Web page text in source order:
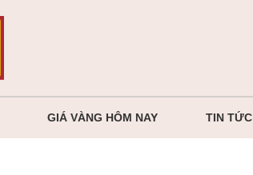
GIÁ VÀNG HÔM NAY TIN TỨC